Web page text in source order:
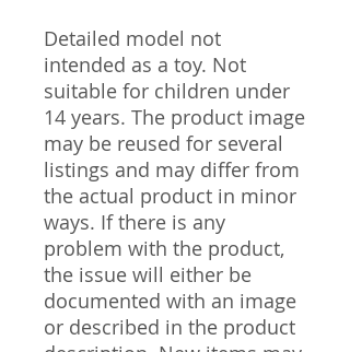
Detailed model not
intended as a toy. Not
suitable for children under
14 years. The product image
may be reused for several
listings and may differ from
the actual product in minor
ways. If there is any
problem with the product,
the issue will either be
documented with an image
or described in the product